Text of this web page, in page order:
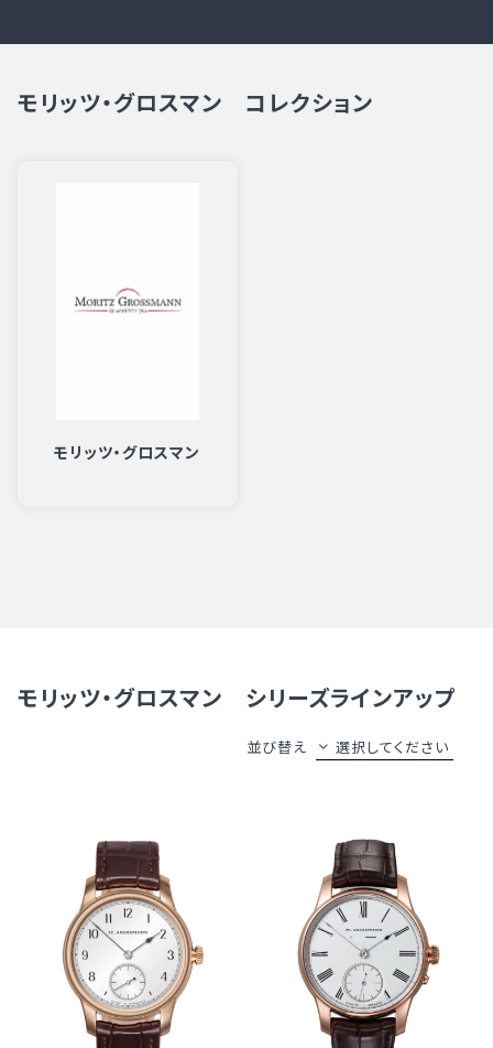
モリッツ・グロスマン コレクション
モリッツ・グロスマン
モリッツ・グロスマン シリーズラインアップ
並び替え 選択してください